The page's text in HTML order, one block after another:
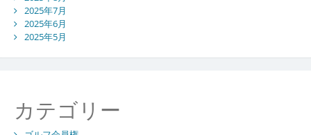
2025年7月
2025年6月
2025年5月
カテゴリー